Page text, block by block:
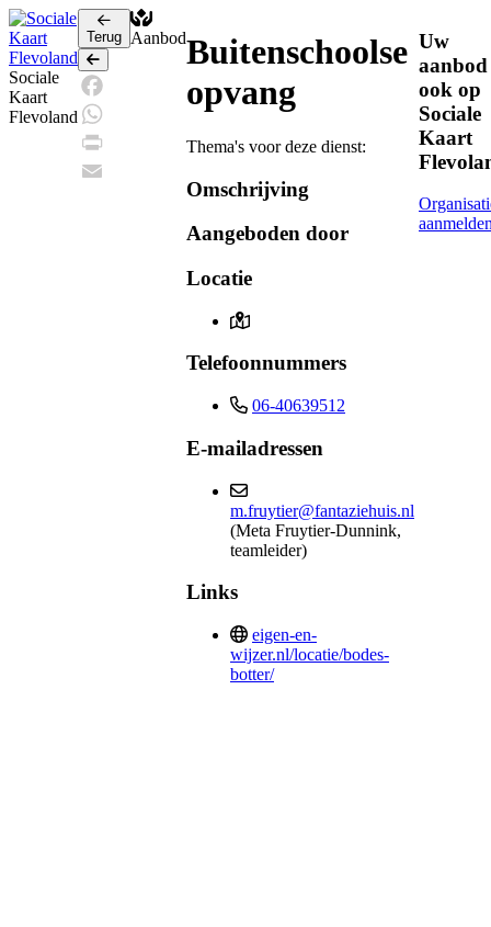
Sociale
Kaart
Flevoland
Terug
Terug
Facebook
WhatsApp
Print
AanbodBuitenschoolse
opvang
Thema's voor deze dienst:
Omschrijving
Aangeboden door
Locatie
Telefoonnummers
06-40639512
E-mailadressen
m.fruytier@fantaziehuis.nl
(Meta Fruytier-Dunnink,
teamleider)
Links
eigen-en-
wijzer.nl/locatie/bodes-
botter/
Uw
aanbod
ook op
Sociale
Kaart